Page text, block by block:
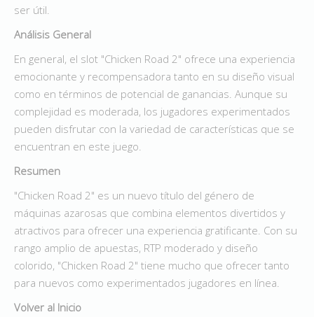
ser útil.
Análisis General
En general, el slot "Chicken Road 2" ofrece una experiencia
emocionante y recompensadora tanto en su diseño visual
como en términos de potencial de ganancias. Aunque su
complejidad es moderada, los jugadores experimentados
pueden disfrutar con la variedad de características que se
encuentran en este juego.
Resumen
"Chicken Road 2" es un nuevo título del género de
máquinas azarosas que combina elementos divertidos y
atractivos para ofrecer una experiencia gratificante. Con su
rango amplio de apuestas, RTP moderado y diseño
colorido, "Chicken Road 2" tiene mucho que ofrecer tanto
para nuevos como experimentados jugadores en línea.
Volver al Inicio